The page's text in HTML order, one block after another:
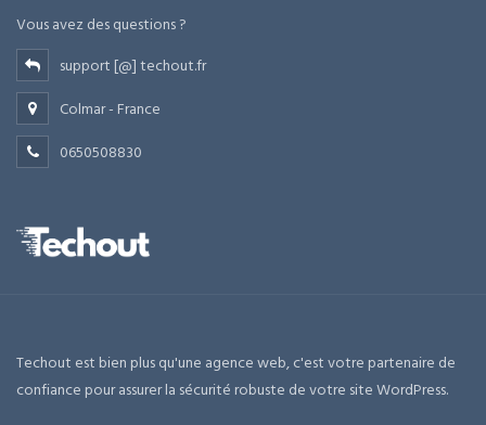
Vous avez des questions ?
support [@] techout.fr
Colmar - France
0650508830
Techout est bien plus qu'une agence web, c'est votre partenaire de
confiance pour assurer la sécurité robuste de votre site WordPress.